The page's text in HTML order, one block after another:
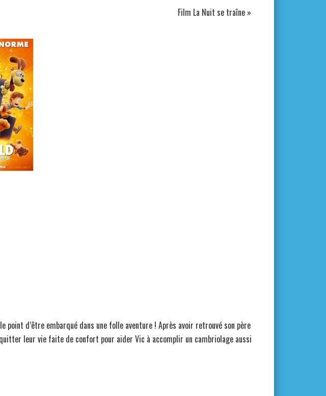
Film La Nuit se traîne »
d’être embarqué dans une folle aventure ! Après avoir retrouvé son père
leur vie faite de confort pour aider Vic à accomplir un cambriolage aussi